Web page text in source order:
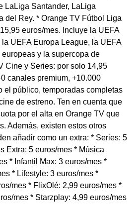
LaLiga Santander, LaLiga
del Rey. * Orange TV Fútbol Liga
euros/mes. Incluye la UEFA
UEFA Europa League, la UEFA
y la supercopa de
Cine y Series: por solo 14,95
canales premium, +10.000
el público, temporadas completas
de estreno. Ten en cuenta que
por el alta en Orange TV que
Además, existen estos otros
añadir como un extra: * Series: 5
Extra: 5 euros/mes * Música
* Infantil Max: 3 euros/mes *
* Lifestyle: 3 euros/mes *
mes * FlixOlé: 2,99 euros/mes *
mes * Starzplay: 4,99 euros/mes